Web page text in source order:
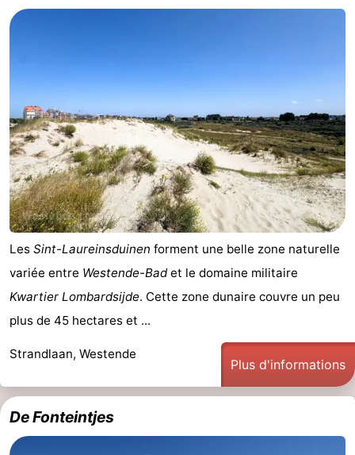
Les Sint-Laureinsduinen forment une belle zone naturelle
variée entre Westende-Badet le domaine militaire
Kwartier Lombardsijde. Cette zone dunaire couvre un peu
plus de 45 hectares et ...
Strandlaan, Westende
Plus d'informations
De Fonteintjes